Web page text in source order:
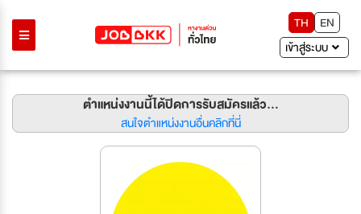
TH
EN
เข้าสู่ระบบ
ตำแหน่งงานนี้ได้ปิดการรับสมัครแล้ว...
สนใจตำแหน่งงานอื่นคลิกที่นี่